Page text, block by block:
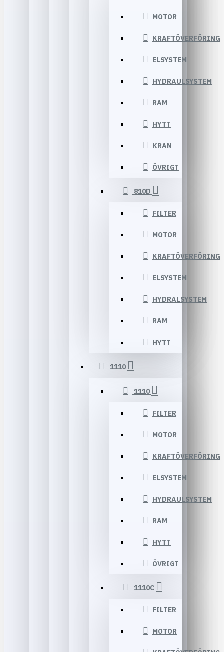
MOTOR
KRAFTÖVERFÖRING
ELSYSTEM
HYDRAULSYSTEM
RAM
HYTT
KRAN
ÖVRIGT
810D
FILTER
MOTOR
KRAFTÖVERFÖRING
ELSYSTEM
HYDRALSYSTEM
RAM
HYTT
1110
1110
FILTER
MOTOR
KRAFTÖVERFÖRING
ELSYSTEM
HYDRAULSYSTEM
RAM
HYTT
ÖVRIGT
1110C
FILTER
MOTOR